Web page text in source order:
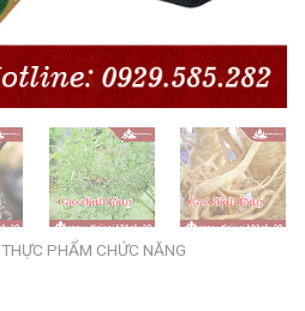
THỰC PHẨM CHỨC NĂNG